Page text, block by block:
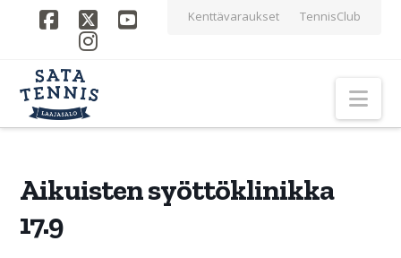
Kenttävaraukset TennisClub
Facebook
X YouTube
Instagram
Aikuisten syöttöklinikka
17.9